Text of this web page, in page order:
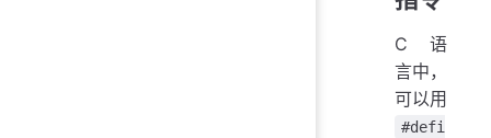
C 语
言中，
可以用
#defi